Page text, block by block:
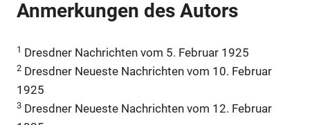
Anmerkungen des Autors
1 Dresdner Nachrichten vom 5. Februar 1925
2 Dresdner Neueste Nachrichten vom 10. Februar
1925
3 Dresdner Neueste Nachrichten vom 12. Februar